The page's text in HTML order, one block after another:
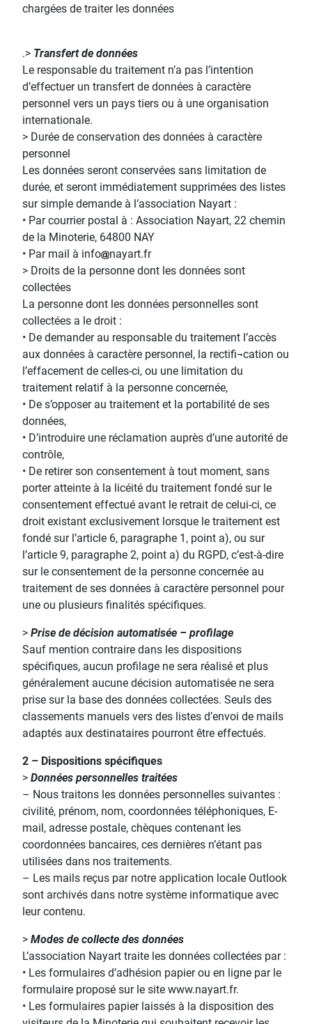
chargées de traiter les données
.> Transfert de données
Le responsable du traitement n’a pas l’intention
d’effectuer un transfert de données à caractère
personnel vers un pays tiers ou à une organisation
internationale.
> Durée de conservation des données à caractère
personnel
Les données seront conservées sans limitation de
durée, et seront immédiatement supprimées des listes
sur simple demande à l’association Nayart :
• Par courrier postal à : Association Nayart, 22 chemin
de la Minoterie, 64800 NAY
• Par mail à info
nayart.fr
> Droits de la personne dont les données sont
collectées
La personne dont les données personnelles sont
collectées a le droit :
• De demander au responsable du traitement l’accès
aux données à caractère personnel, la rectifi¬cation ou
l’effacement de celles-ci, ou une limitation du
traitement relatif à la personne concernée,
• De s’opposer au traitement et la portabilité de ses
données,
• D’introduire une réclamation auprès d’une autorité de
contrôle,
• De retirer son consentement à tout moment, sans
porter atteinte à la licéité du traitement fondé sur le
consentement effectué avant le retrait de celui-ci, ce
droit existant exclusivement lorsque le traitement est
fondé sur l’article 6, paragraphe 1, point a), ou sur
l’article 9, paragraphe 2, point a) du RGPD, c’est-à-dire
sur le consentement de la personne concernée au
traitement de ses données à caractère personnel pour
une ou plusieurs finalités spécifiques.
> Prise de décision automatisée – profilage
Sauf mention contraire dans les dispositions
spécifiques, aucun profilage ne sera réalisé et plus
généralement aucune décision automatisée ne sera
prise sur la base des données collectées. Seuls des
classements manuels vers des listes d’envoi de mails
adaptés aux destinataires pourront être effectués.
2 – Dispositions spécifiques
> Données personnelles traitées
– Nous traitons les données personnelles suivantes :
civilité, prénom, nom, coordonnées téléphoniques, E-
mail, adresse postale, chèques contenant les
coordonnées bancaires, ces dernières n’étant pas
utilisées dans nos traitements.
– Les mails reçus par notre application locale Outlook
sont archivés dans notre système informatique avec
leur contenu.
> Modes de collecte des données
L’association Nayart traite les données collectées par :
• Les formulaires d’adhésion papier ou en ligne par le
formulaire proposé sur le site www.nayart.fr.
• Les formulaires papier laissés à la disposition des